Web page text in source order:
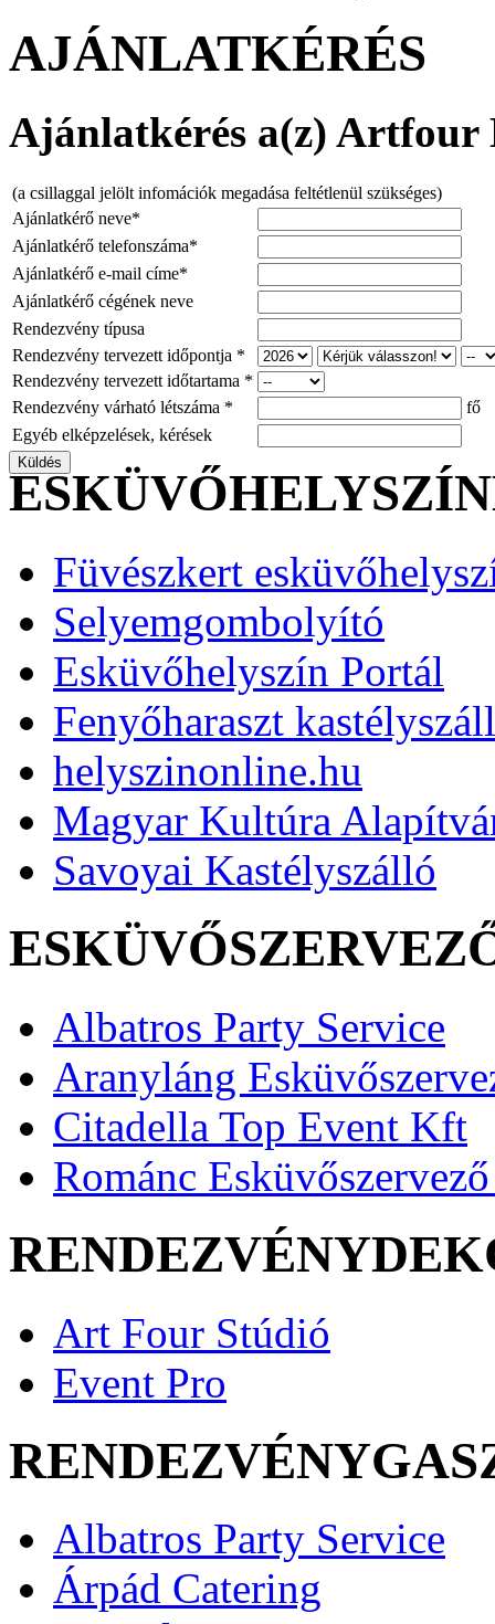
AJÁNLATKÉRÉS
Ajánlatkérés a(z) Artfour
(a csillaggal jelölt infomációk megadása feltétlenül szükséges)
Ajánlatkérő neve*
Ajánlatkérő telefonszáma*
Ajánlatkérő e-mail címe*
Ajánlatkérő cégének neve
Rendezvény típusa
Rendezvény tervezett időpontja *
Rendezvény tervezett időtartama *
Rendezvény várható létszáma *
fő
Egyéb elképzelések, kérések
Füvészkert
Selyemgombolyító
Esküvőhelyszín Portál
Fenyőharaszt
helyszinonline.hu
Magyar Kultúra
Savoyai Kastélyszálló
Albatros Party Service
Aranyláng
Citadella Top Event Kft
Románc
Art Four Stúdió
Event Pro
Albatros Party Service
Árpád Catering